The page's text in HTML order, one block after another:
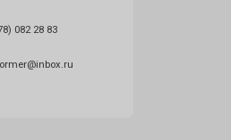
082 28 83